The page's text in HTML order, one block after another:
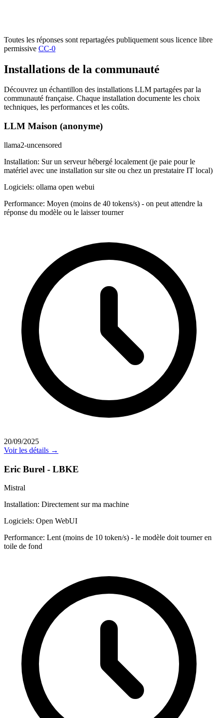
Toutes les réponses sont repartagées publiquement sous licence libre
permissive CC-0
Installations de la communauté
Découvrez un échantillon des installations LLM partagées par la
communauté française. Chaque installation documente les choix
techniques, les performances et les coûts.
LLM Maison (anonyme)
llama2-uncensored
Installation: Sur un serveur hébergé localement (je paie pour le
matériel avec une installation sur site ou chez un prestataire IT local)
Logiciels: ollama open webui
Performance: Moyen (moins de 40 tokens/s) - on peut attendre la
réponse du modèle ou le laisser tourner
20/09/2025
Voir les détails →
Eric Burel - LBKE
Mistral
Installation: Directement sur ma machine
Logiciels: Open WebUI
Performance: Lent (moins de 10 token/s) - le modèle doit tourner en
toile de fond